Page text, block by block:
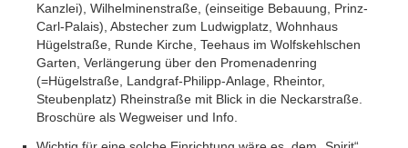
Kanzlei), Wilhelminenstraße, (einseitige Bebauung, Prinz-
Carl-Palais), Abstecher zum Ludwigplatz, Wohnhaus
Hügelstraße, Runde Kirche, Teehaus im Wolfskehlschen
Garten, Verlängerung über den Promenadenring
(=Hügelstraße, Landgraf-Philipp-Anlage, Rheintor,
Steubenplatz) Rheinstraße mit Blick in die Neckarstraße.
Broschüre als Wegweiser und Info.